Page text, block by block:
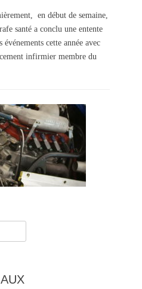
en début de semaine,
santé a conclu une entente
cette année avec
infirmier membre du